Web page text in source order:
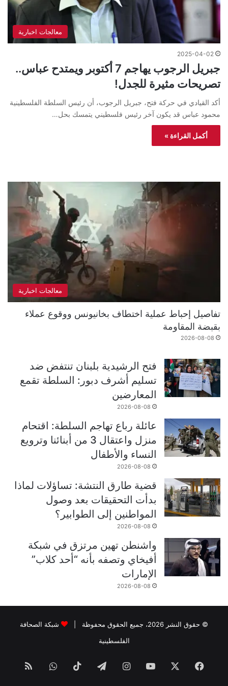
معالجات اخبارية
2025-04-02
جبريل الرجوب يهاجم 7 أكتوبر ويمتدح عباس..
تصريحات مثيرة للجدل!
أكد القيادي في حركة فتح، جبريل الرجوب، أن رئيس السلطة الفلسطينية
محمود عباس قد يكون آخر رئيس فلسطيني يتمسك بحل…
أكمل القراءة »
معالجات اخبارية
تفاصيل إحباط عملية اختطاف بخانيونس ووقوع عملاء
بقبضة المقاومة
2026-08-08
فتح الرشيدية بلبنان تنتفض ضد
تسليم أشرف دبور: السلطة تقمع
المعارضين
2026-08-08
عائلة رباع تهاجم السلطة: اقتحام
منزل واعتقال 3 من أبنائنا وترويع
النساء والأطفال
2026-08-08
قضية طارق النتشة: تساؤلات لماذا
بدأت التحقيقات بعد وصول
المواطنين إلى الطوابير؟
2026-08-08
واشنطن تهين مرتزق في شبكة
أفيخاي وتصفه بأنه “أحد كلاب”
الإمارات
2026-08-08
© حقوق النشر 2026، جميع الحقوق محفوظة |
شبكة الصحافة
الفلسطينية
فيسبوك ‫YouTubeانستقرامتيلقرام ‫TikTokواتسابملخص